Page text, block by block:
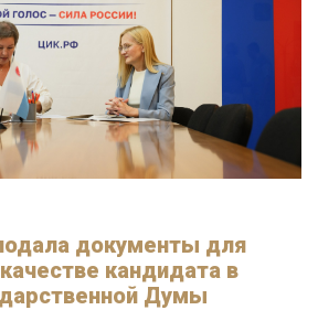
документы для
кандидата в
Думы